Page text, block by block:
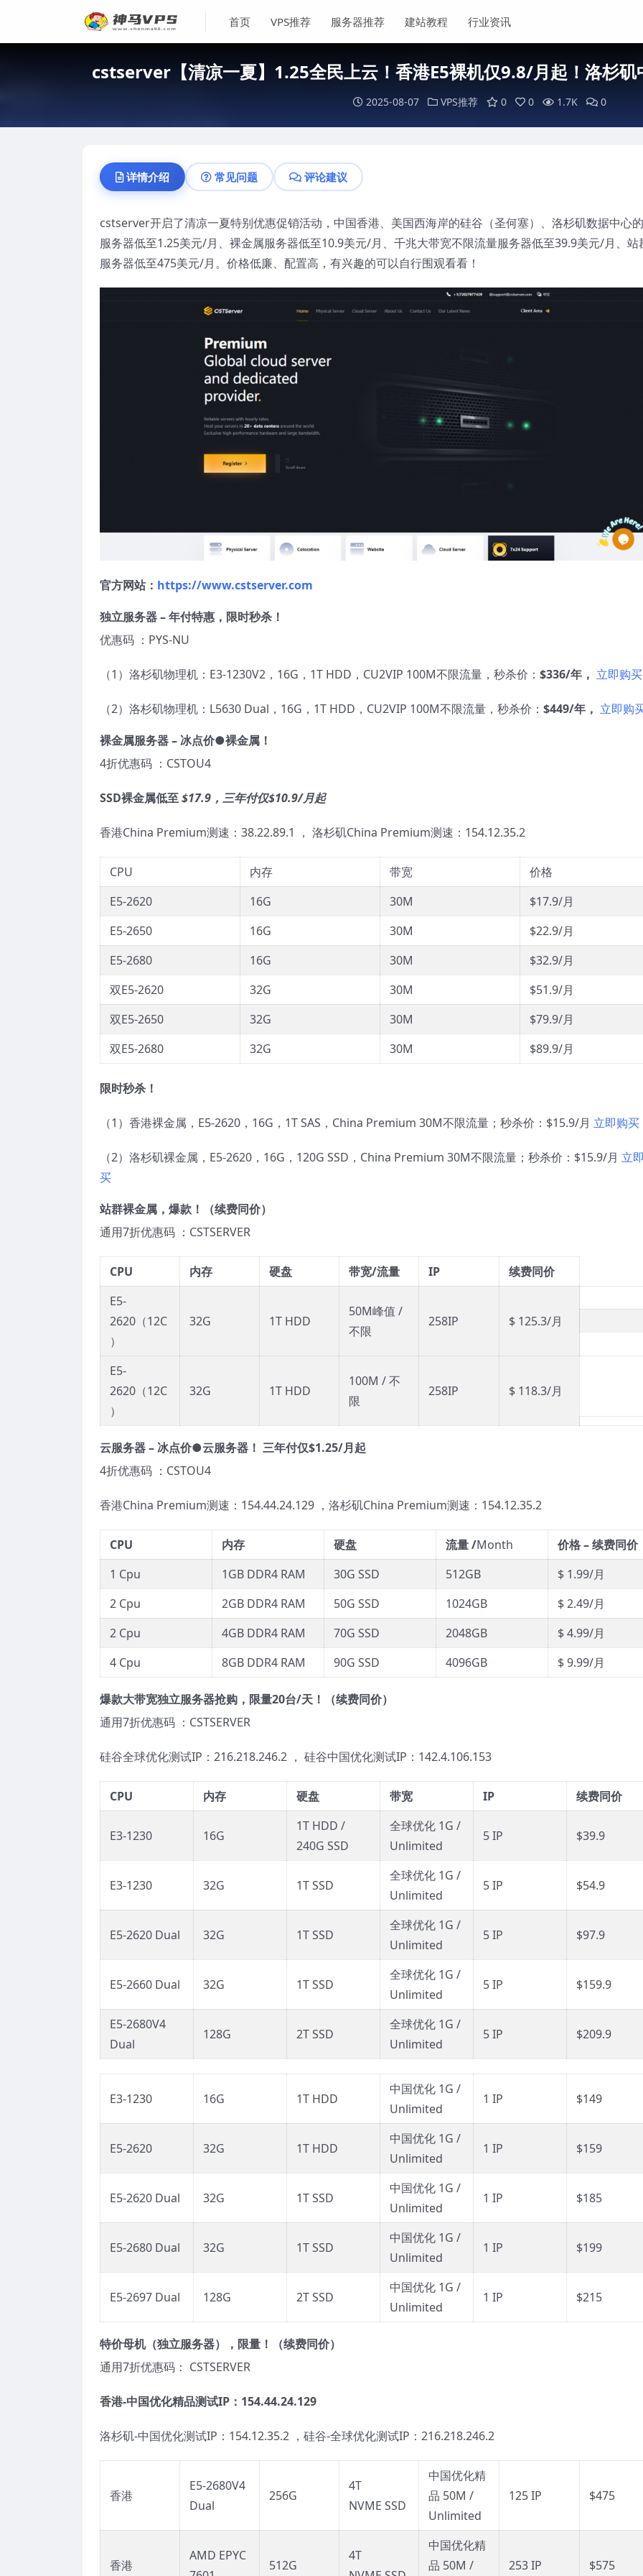
首页 VPS推荐 服务器推荐 建站教程 行业资讯
cstserver【清凉一夏】1.25全民上云！香港E5裸机仅9.8/月起！洛杉
2025-08-07 VPS推荐 0 0 1.7K 0
详情介绍 常见问题 评论建议
cstserver开启了清凉一夏特别优惠促销活动，中国香港、美国西海岸的硅谷（圣何塞）、洛杉矶数据中心
服务器低至1.25美元/月、裸金属服务器低至10.9美元/月、千兆大带宽不限流量服务器低至39.9美元/月、站
服务器低至475美元/月。价格低廉、配置高，有兴趣的可以自行围观看看！
官方网站： https://www.cstserver.com
独立服务器 – 年付特惠，限时秒杀！
优惠码 ：PYS-NU
（1）洛杉矶物理机：E3-1230V2，16G，1T HDD，CU2VIP 100M不限流量，秒杀价： $336/年， 立即购买
（2）洛杉矶物理机：L5630 Dual，16G，1T HDD，CU2VIP 100M不限流量，秒杀价： $449/年， 立即购
裸金属服务器 – 冰点价●裸金属！
4折优惠码 ：CSTOU4
SSD裸金属低至$17.9，三年付仅$10.9/月起
香港China Premium测速：38.22.89.1 ， 洛杉矶China Premium测速：154.12.35.2
CPU 内存 带宽
价格
E5-2620
16G 30M
$17.9/月
E5-2650
16G 30M
$22.9/月
E5-2680
16G 30M
$32.9/月
双E5-2620
32G 30M
$51.9/月
双E5-2650
32G 30M
$79.9/月
双E5-2680
32G 30M $89.9/月
限时秒杀！
（1）香港裸金属，E5-2620，16G，1T SAS，China Premium 30M不限流量；秒杀价：$15.9/月 立即购买
（2）洛杉矶裸金属，E5-2620，16G，120G SSD，China Premium 30M不限流量；秒杀价：$15.9/月 立
买
站群裸金属 ，爆款！（续费同价）
通用7折优惠码 ：CSTSERVER
CPU 内存 硬盘 带宽/流量 IP
续费同价
E5-
2620（12C
）
32G 1T HDD
50M峰值 /
不限
258IP $ 125.3/月
E5-
2620（12C
）
32G 1T HDD
100M / 不
限
258IP $ 118.3/月
云服务器 – 冰点价●云服务器 ！ 三年付仅$1.25/月起
4折优惠码 ：CSTOU4
香港China Premium测速：154.44.24.129 ，洛杉矶China Premium测速：154.12.35.2
CPU 内存 硬盘 流量 /Month
价格 – 续费同价
1 Cpu
1GB DDR4 RAM 30G SSD 512GB
$ 1.99/月
2 Cpu
2GB DDR4 RAM 50G SSD 1024GB
$ 2.49/月
2 Cpu
4GB DDR4 RAM 70G SSD 2048GB
$ 4.99/月
4 Cpu
8GB DDR4 RAM 90G SSD 4096GB $ 9.99/月
爆款大带宽独立服务器抢购，限量20台/天！
（续费同价）
通用7折优惠码 ：CSTSERVER
硅谷全球优化测试IP：216.218.246.2 ， 硅谷中国优化测试IP：142.4.106.153
CPU 内存 硬盘 带宽 IP 续费同价
E3-1230 16G
1T HDD /
240G SSD
全球优化 1G /
Unlimited
5 IP $39.9
E3-1230 32G 1T SSD
全球优化 1G /
Unlimited
5 IP $54.9
E5-2620 Dual 32G 1T SSD
全球优化 1G /
Unlimited
5 IP $97.9
E5-2660 Dual 32G 1T SSD
全球优化 1G /
Unlimited
5 IP $159.9
E5-2680V4
Dual
128G 2T SSD
全球优化 1G /
Unlimited
5 IP $209.9
E3-1230 16G 1T HDD
中国优化 1G /
Unlimited
1 IP $149
E5-2620 32G 1T HDD
中国优化 1G /
Unlimited
1 IP $159
E5-2620 Dual 32G 1T SSD
中国优化 1G /
Unlimited
1 IP $185
E5-2680 Dual 32G 1T SSD
中国优化 1G /
Unlimited
1 IP $199
E5-2697 Dual 128G 2T SSD
中国优化 1G /
Unlimited
1 IP $215
特价母机（独立服务器），限量！（续费同价）
通用7折优惠码： CSTSERVER
香港-中国优化精品测试IP：154.44.24.129
洛杉矶-中国优化测试IP：154.12.35.2 ，硅谷-全球优化测试IP：216.218.246.2
香港
E5-2680V4
Dual
256G
4T
NVME SSD
中国优化精
品 50M /
Unlimited
125 IP $475
香港
AMD EPYC
512G
4T
中国优化精
品 50M /
253 IP $575